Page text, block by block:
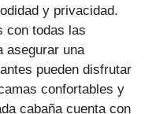
y privacidad.
con todas las
asegurar una
pueden disfrutar
confortables y
cabaña cuenta con